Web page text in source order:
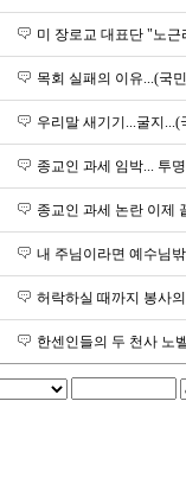
미 장로교 대표단 "노근
목회 실패의 이유...(국
우리말 새기기...굴지...(
종교인 과세 임박... 투
종교인 과세 논란 이제
내 주님이라면 예수님
허락하실 때까지 봉사
한센인들의 두 천사 노